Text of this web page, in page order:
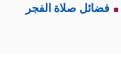
فضائل صلاة الفجر